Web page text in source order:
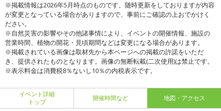
※掲載情報は2026年5月時点のものです。随時更新をしておりますが内容
が変更となっている場合がありますので、事前にご確認の上おでかけく
ださい。
※自然災害の影響やその他諸事情により、イベントの開催情報、施設の
営業時間、植物の開花・見頃期間などは変更になる場合があります。
※掲載されている画像は取材先から本ページへの掲載の許諾をいただ
き、提供されたものとなります。画像の無断転載(二次使用)は禁止です。
※表示料金は消費税8％ないし10％の内税表示です。
イベント詳細
トップ
開催時間など 地図・アクセス